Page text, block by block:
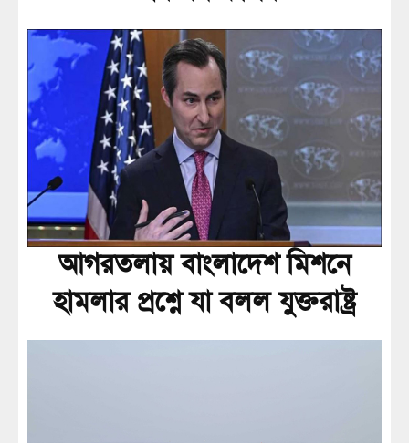
আগরতলায় বাংলাদেশ মিশনে
হামলার প্রশ্নে যা বলল যুক্তরাষ্ট্র